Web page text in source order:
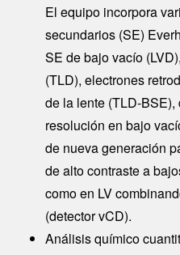
El equipo incorpora
secundarios (SE)
SE de bajo vacío
(TLD), electrones
de la lente (TLD-
resolución en bajo
de nueva generación
de alto contraste a
como en LV
(detector vCD).
Análisis químico